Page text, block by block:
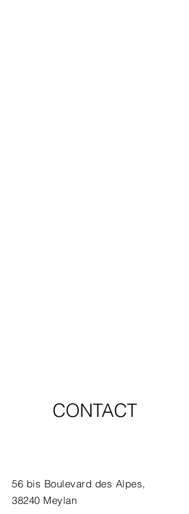
CONTACT
56 bis Boulevard des Alpes,
38240 Meylan